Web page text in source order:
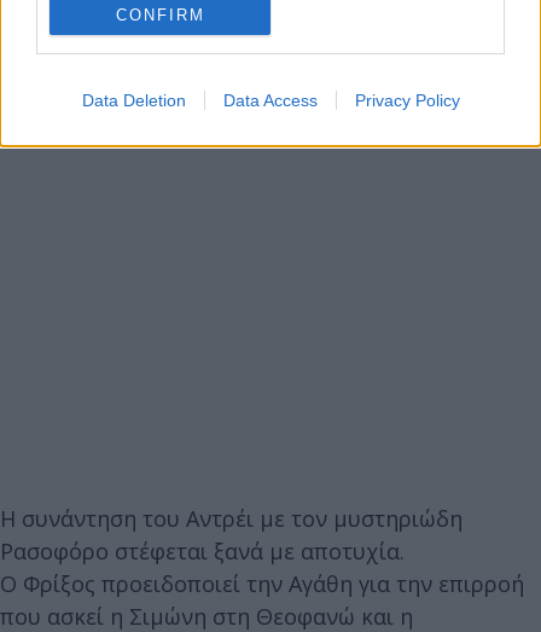
CONFIRM
Data Deletion Data Access Privacy Policy
Η συνάντηση του Αντρέι με τον μυστηριώδη
Ρασοφόρο στέφεται ξανά με αποτυχία.
Ο Φρίξος προειδοποιεί την Αγάθη για την επιρροή
που ασκεί η Σιμώνη στη Θεοφανώ και η